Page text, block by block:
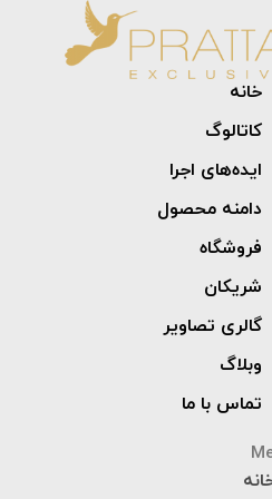
خانه
کاتالوگ
ایده‌های اجرا
دامنه محصول
فروشگاه
شریکان
گالری تصاویر
وبلاگ
تماس با ما